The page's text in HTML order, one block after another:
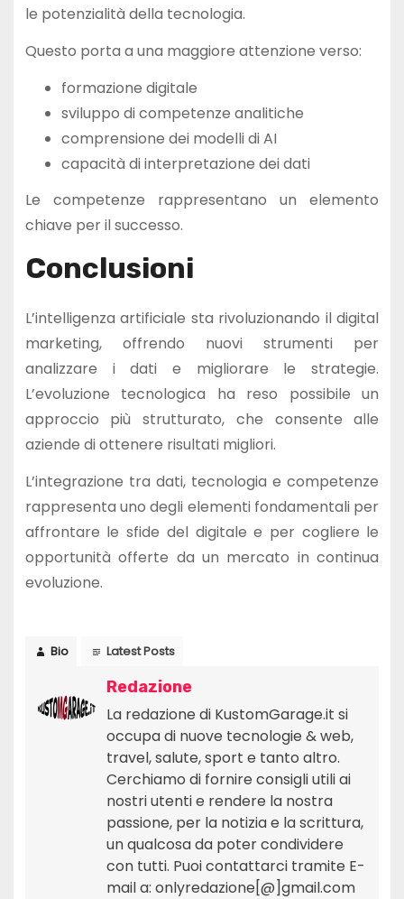
le potenzialità della tecnologia.
Questo porta a una maggiore attenzione verso:
formazione digitale
sviluppo di competenze analitiche
comprensione dei modelli di AI
capacità di interpretazione dei dati
Le competenze rappresentano un elemento
chiave per il successo.
Conclusioni
L’intelligenza artificiale sta rivoluzionando il digital
marketing, offrendo nuovi strumenti per
analizzare i dati e migliorare le strategie.
L’evoluzione tecnologica ha reso possibile un
approccio più strutturato, che consente alle
aziende di ottenere risultati migliori.
L’integrazione tra dati, tecnologia e competenze
rappresenta uno degli elementi fondamentali per
affrontare le sfide del digitale e per cogliere le
opportunità offerte da un mercato in continua
evoluzione.
Bio Latest Posts
Redazione
La redazione di KustomGarage.it si
occupa di nuove tecnologie & web,
travel, salute, sport e tanto altro.
Cerchiamo di fornire consigli utili ai
nostri utenti e rendere la nostra
passione, per la notizia e la scrittura,
un qualcosa da poter condividere
con tutti. Puoi contattarci tramite E-
mail a: onlyredazione[@]gmail.com